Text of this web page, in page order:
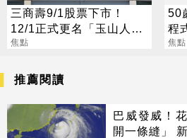
三商壽9/1股票下市！
12/1正式更名「玉山人
壽」
焦點
50
程
普
焦點
推薦閱讀
巴威發威！
開一條縫」